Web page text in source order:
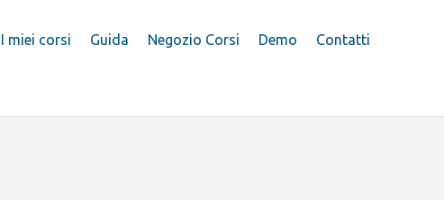
I miei corsi Guida Negozio Corsi Demo Contatti